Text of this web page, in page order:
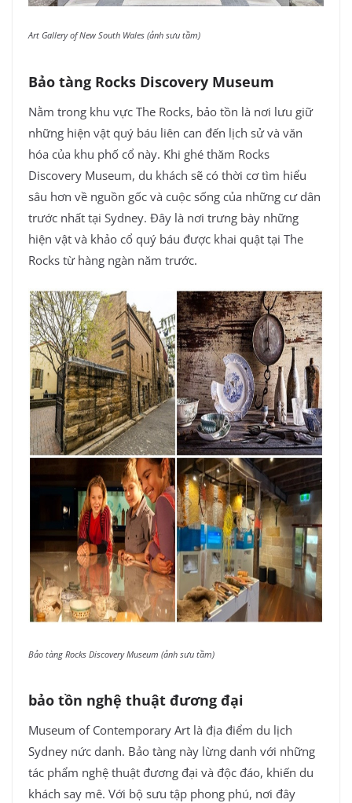
Art Gallery of New South Wales (ảnh sưu tầm)
Bảo tàng Rocks Discovery Museum
Nằm trong khu vực The Rocks, bảo tồn là nơi lưu giữ
những hiện vật quý báu liên can đến lịch sử và văn
hóa của khu phố cổ này. Khi ghé thăm Rocks
Discovery Museum, du khách sẽ có thời cơ tìm hiểu
sâu hơn về nguồn gốc và cuộc sống của những cư dân
trước nhất tại Sydney. Đây là nơi trưng bày những
hiện vật và khảo cổ quý báu được khai quật tại The
Rocks từ hàng ngàn năm trước.
Bảo tàng Rocks Discovery Museum (ảnh sưu tầm)
bảo tồn nghệ thuật đương đại
Museum of Contemporary Art là địa điểm du lịch
Sydney nức danh. Bảo tàng này lừng danh với những
tác phẩm nghệ thuật đương đại và độc đáo, khiến du
khách say mê. Với bộ sưu tập phong phú, nơi đây